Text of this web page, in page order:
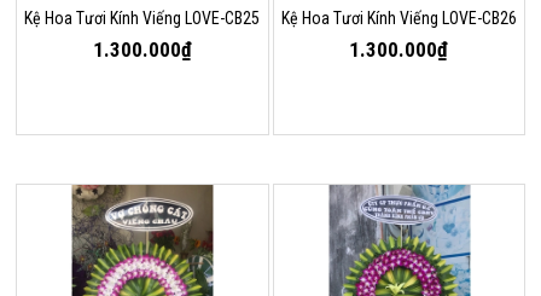
Kệ Hoa Tươi Kính Viếng LOVE-CB25
1.300.000₫
Kệ Hoa Tươi Kính Viếng LOVE-CB26
1.300.000₫